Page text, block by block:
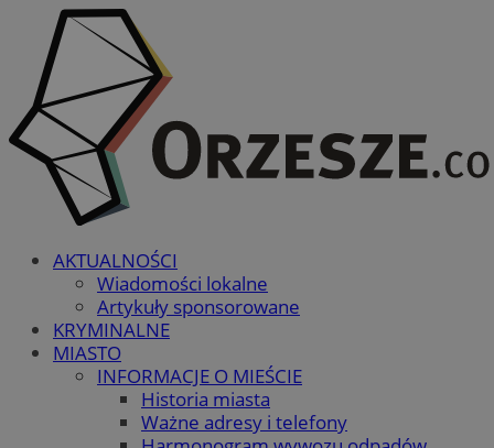
AKTUALNOŚCI
Wiadomości lokalne
Artykuły sponsorowane
KRYMINALNE
MIASTO
INFORMACJE O MIEŚCIE
Historia miasta
Ważne adresy i telefony